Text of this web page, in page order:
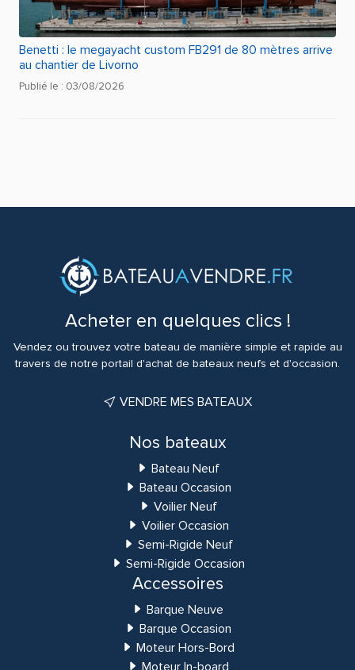
Benetti : le megayacht custom FB291 de 80 mètres arrive
au chantier de Livorno
Publié le : 03/08/2026
Acheter en quelques clics !
Vendez ou trouvez votre bateau de manière simple et rapide au
travers de notre portail d'achat de bateaux neufs et d'occasion.
VENDRE MES BATEAUX
Nos bateaux
Bateau Neuf
Bateau Occasion
Voilier Neuf
Voilier Occasion
Semi-Rigide Neuf
Semi-Rigide Occasion
Accessoires
Barque Neuve
Barque Occasion
Moteur Hors-Bord
Moteur In-board